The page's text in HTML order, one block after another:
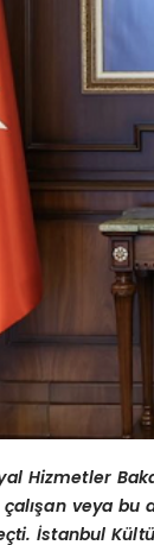
Hizmetler
veya bu
ti.İstanbul